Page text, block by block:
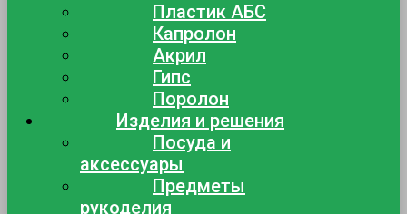
Пластик АБС
Капролон
Акрил
Гипс
Поролон
Изделия и решения
Посуда и
аксессуары
Предметы
рукоделия